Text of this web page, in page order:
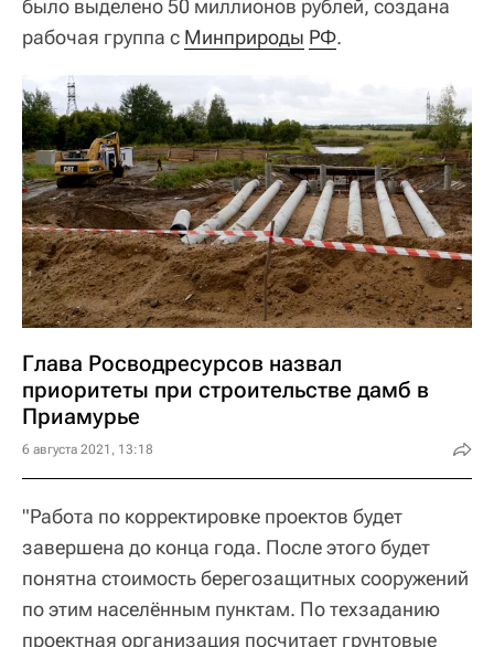
было выделено 50 миллионов рублей, создана
рабочая группа с Минприроды РФ.
Глава Росводресурсов назвал
приоритеты при строительстве дамб в
Приамурье
6 августа 2021, 13:18
"Работа по корректировке проектов будет
завершена до конца года. После этого будет
понятна стоимость берегозащитных сооружений
по этим населённым пунктам. По техзаданию
проектная организация посчитает грунтовые